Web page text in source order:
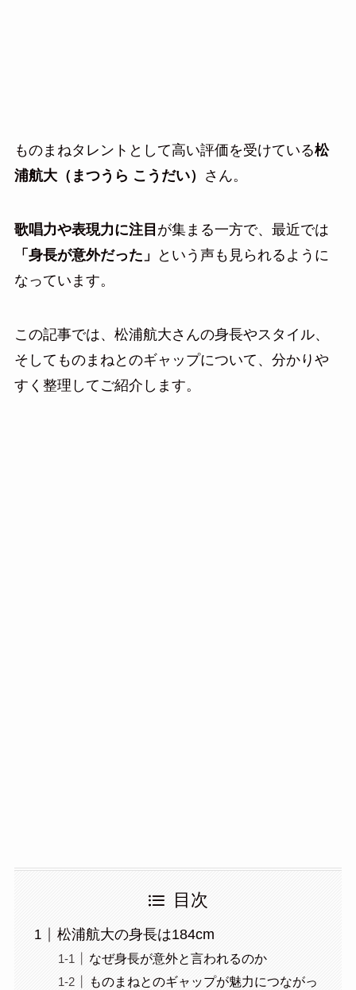
ものまねタレントとして高い評価を受けている松
浦航大（まつうら こうだい）
さん。
歌唱力や表現力に注目 が集まる一方で、最近では
「身長が意外だった」
という声も見られるように
なっています。
この記事では、松浦航大さんの身長やスタイル、
そしてものまねとのギャップについて、分かりや
すく整理してご紹介します。
目次
松浦航大の身長は184cm
なぜ身長が意外と言われるのか
ものまねとのギャップが魅力につながっ